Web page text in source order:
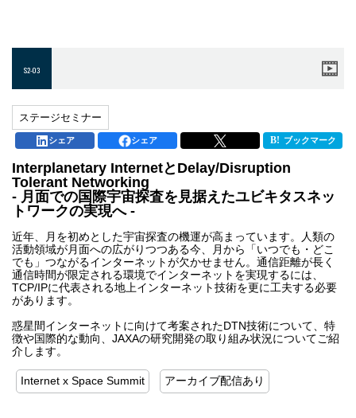
S2-03
ステージセミナー
シェア シェア ブックマーク
Interplanetary InternetとDelay/Disruption
Tolerant Networking
- 月面での国際宇宙探査を見据えたユビキタスネッ
トワークの実現へ -
近年、月を初めとした宇宙探査の機運が高まっています。人類の
活動領域が月面への広がりつつある今、月から「いつでも・どこ
でも」つながるインターネットが欠かせません。通信距離が長く
通信時間が限定される環境でインターネットを実現するには、
TCP/IPに代表される地上インターネット技術を更に工夫する必要
があります。
惑星間インターネットに向けて考案されたDTN技術について、特
徴や国際的な動向、JAXAの研究開発の取り組み状況についてご紹
介します。
Internet x Space Summit アーカイブ配信あり